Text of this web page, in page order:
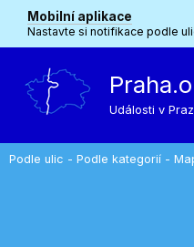
Mobilní aplikace
Nastavte si notifikace podle
Události v
Podle ulic - Podle kategorií -